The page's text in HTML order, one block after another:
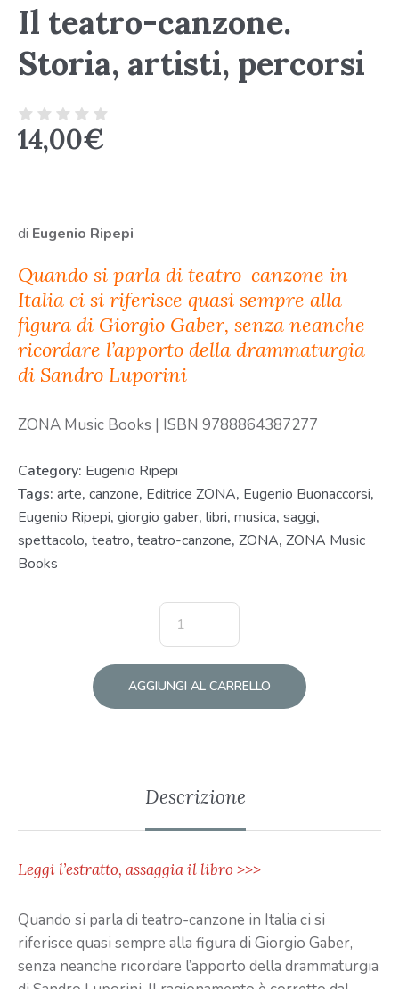
Il teatro-canzone.
Storia, artisti, percorsi
14,00€
di Eugenio Ripepi
Quando si parla di teatro-canzone in
Italia ci si riferisce quasi sempre alla
figura di Giorgio Gaber, senza neanche
ricordare l’apporto della drammaturgia
di Sandro Luporini
ZONA Music Books | ISBN 9788864387277
Category: Eugenio Ripepi
Tags: arte, canzone, Editrice ZONA, Eugenio Buonaccorsi,
Eugenio Ripepi, giorgio gaber, libri, musica, saggi,
spettacolo, teatro, teatro-canzone, ZONA, ZONA Music
Books
AGGIUNGI AL CARRELLO
Descrizione
Leggi l’estratto, assaggia il libro >>>
Quando si parla di teatro-canzone in Italia ci si
riferisce quasi sempre alla figura di Giorgio Gaber,
senza neanche ricordare l’apporto della drammaturgia